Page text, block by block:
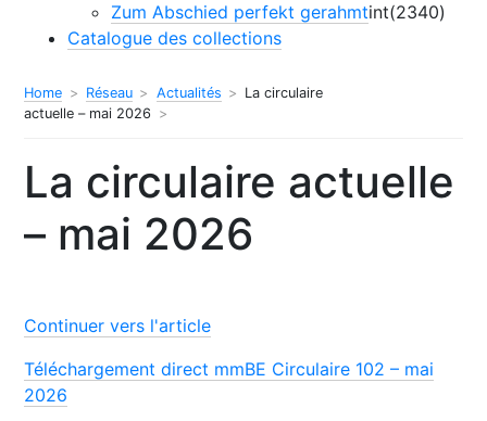
Zum Abschied perfekt gerahmtint(2340)
Catalogue des collections
Home Réseau Actualités
La circulaire
actuelle – mai 2026
La circulaire actuelle
– mai 2026
Continuer vers l'article
Téléchargement direct mmBE Circulaire 102 – mai
2026